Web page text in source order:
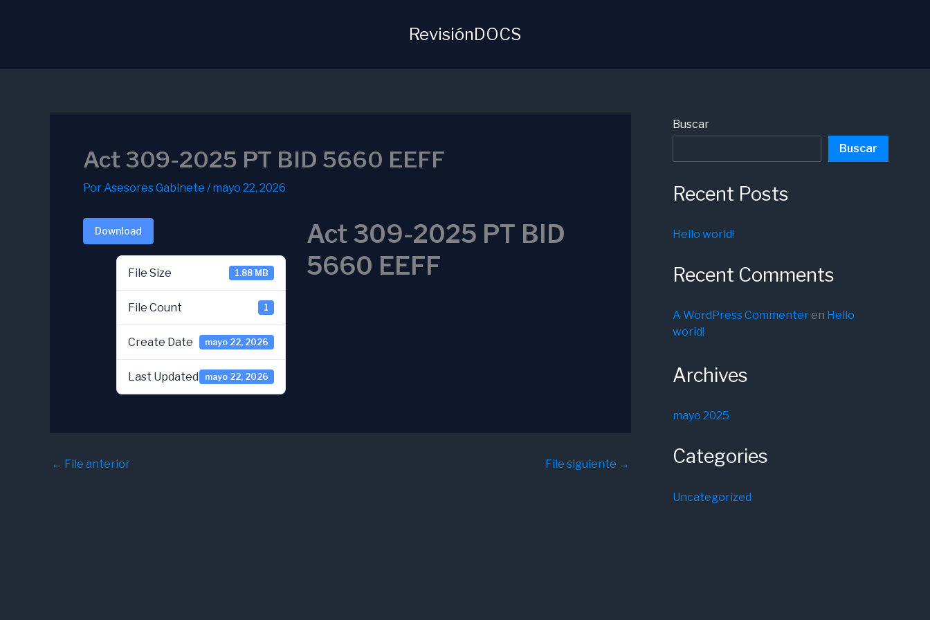
RevisiónDOCS
Act 309-2025 PT BID 5660 EEFF
PorAsesores Gabinete /mayo 22, 2026
Download
File Size 1.88 MB
File Count 1
Create Date mayo 22, 2026
Last Updated mayo 22, 2026
Act 309-2025 PT BID
5660 EEFF
← File anterior File siguiente →
Buscar
Buscar
Recent Posts
Hello world!
Recent Comments
A WordPress Commenteren Hello
world!
Archives
mayo 2025
Categories
Uncategorized